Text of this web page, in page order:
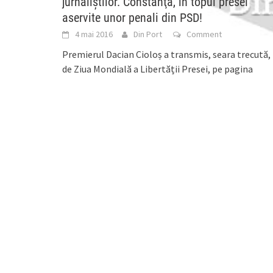
aservite unor penali din PSD!
4 mai 2016 Din Port Comment
Premierul Dacian Cioloș a transmis, seara trecută,
de Ziua Mondială a Libertății Presei, pe pagina